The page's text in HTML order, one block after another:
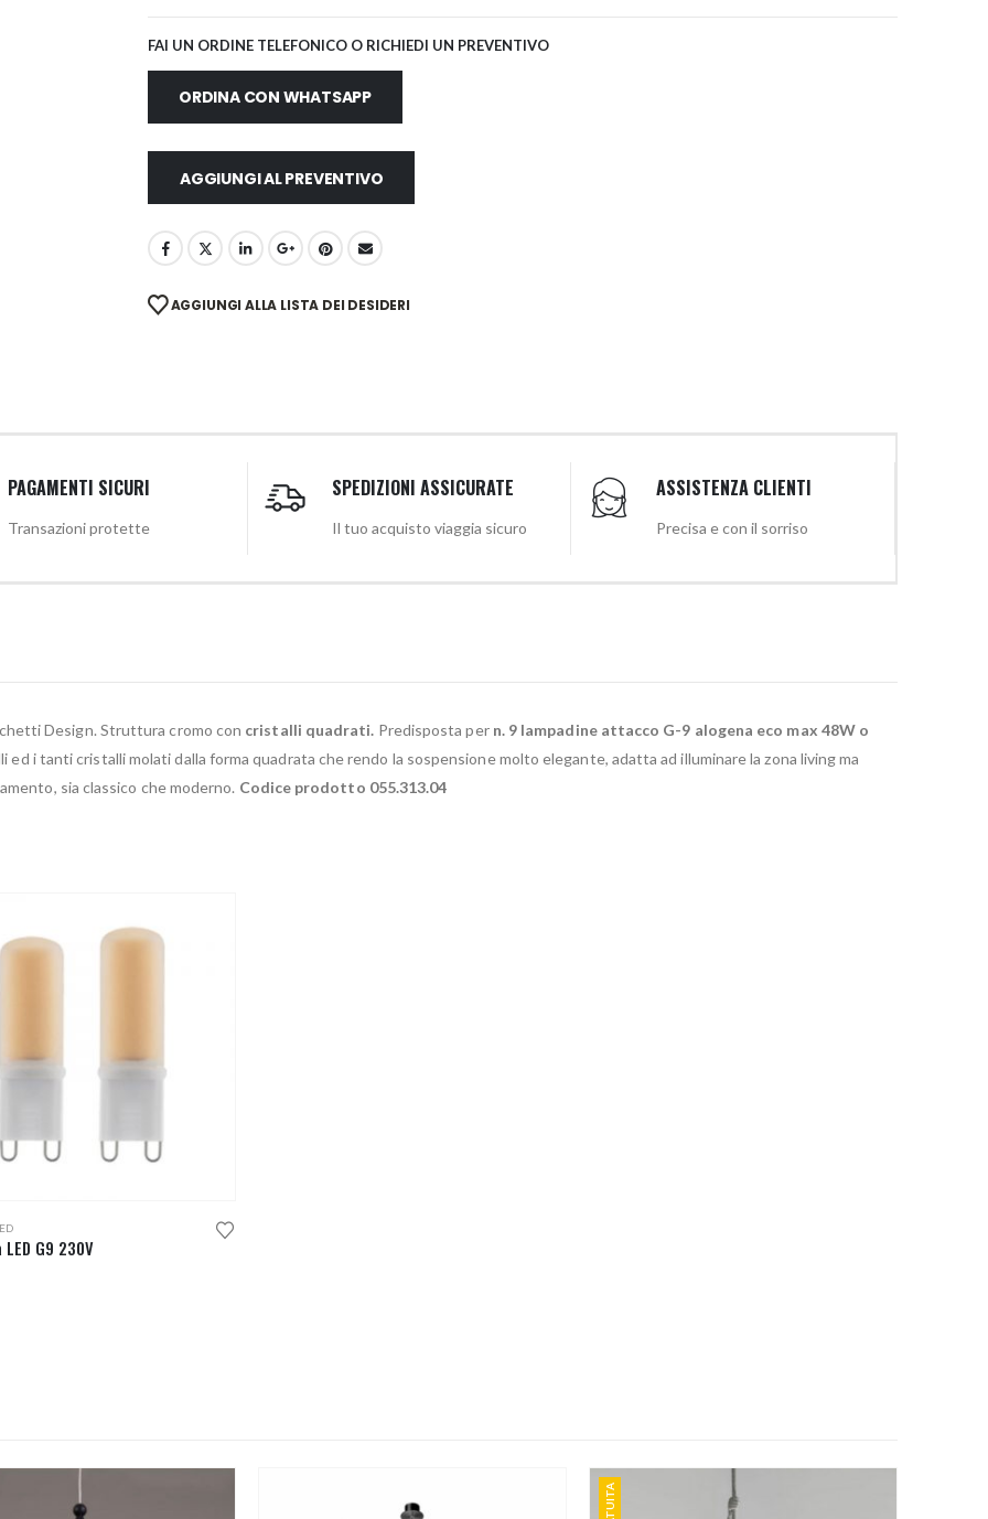
FAI UN ORDINE TELEFONICO O RICHIEDI UN PREVENTIVO
ORDINA CON WHATSAPP
AGGIUNGI AL PREVENTIVO
AGGIUNGI ALLA LISTA DEI DESIDERI
PAGAMENTI SICURI
Transazioni protette
SPEDIZIONI ASSICURATE
Il tuo acquisto viaggia sicuro
ASSISTENZA CLIENTI
Precisa e con il sorriso
Design. Struttura cromo con cristalli quadrati. Predisposta per n. 9 lampadine attacco G-9 alogena eco max 48W o
ed i tanti cristalli molati dalla forma quadrata che rendo la sospensione molto elegante, adatta ad illuminare la zona living ma
sia classico che moderno. Codice prodotto 055.313.04
G9 230V